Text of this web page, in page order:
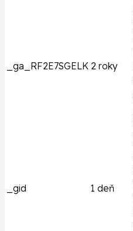
_ga_RF2E7SGELK 2 roky
_gid 1 deň